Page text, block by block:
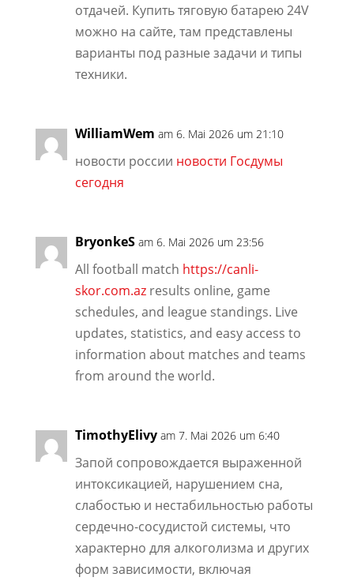
отдачей. Купить тяговую батарею 24V
можно на сайте, там представлены
варианты под разные задачи и типы
техники.
WilliamWem am 6. Mai 2026 um 21:10
новости россии новости Госдумы
сегодня
BryonkeS am 6. Mai 2026 um 23:56
All football match https://canli-
skor.com.azresults online, game
schedules, and league standings. Live
updates, statistics, and easy access to
information about matches and teams
from around the world.
TimothyElivy am 7. Mai 2026 um 6:40
Запой сопровождается выраженной
интоксикацией, нарушением сна,
слабостью и нестабильностью работы
сердечно-сосудистой системы, что
характерно для алкоголизма и других
форм зависимости, включая